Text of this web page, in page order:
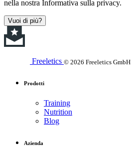
nella nostra Informativa sulla privacy.
Vuoi di più?
Freeletics © 2026 Freeletics GmbH
Prodotti
Training
Nutrition
Blog
Azienda